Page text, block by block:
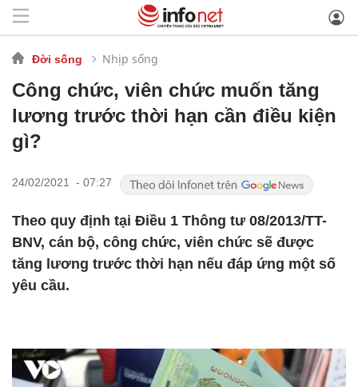
Đời sống Nhịp sống
Công chức, viên chức muốn tăng
lương trước thời hạn cần điều kiện
gì?
24/02/2021 - 07:27
Theo quy định tại Điều 1 Thông tư 08/2013/TT-
BNV, cán bộ, công chức, viên chức sẽ được
tăng lương trước thời hạn nếu đáp ứng một số
yêu cầu.